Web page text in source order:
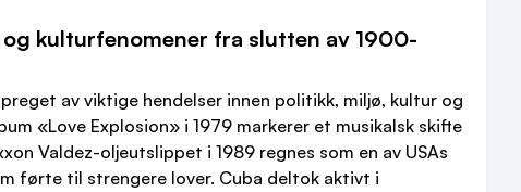
og kulturfenomener fra slutten av 1900-
av viktige hendelser innen politikk, miljø, kultur og
«Love Explosion» i 1979 markerer et musikalsk skifte
Valdez-oljeutslippet i 1989 regnes som en av USAs
førte til strengere lover. Cuba deltok aktivt i